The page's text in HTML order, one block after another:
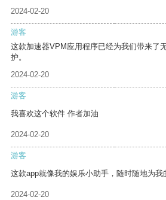
2024-02-20
游客
这款加速器VPM应用程序已经为我们带来了
护。
2024-02-20
游客
我喜欢这个软件 作者加油
2024-02-20
游客
这款app就像我的娱乐小助手，随时随地为我
2024-02-20